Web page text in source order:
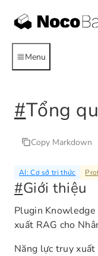
Menu
#Tổng
Copy Markdown
AI: Cơ sở tri thức
#Giới thiệu
Plugin Knowledge
xuất RAG cho
Năng lực truy